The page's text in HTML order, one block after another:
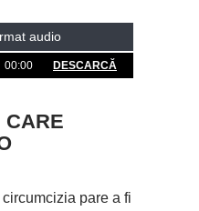
audio
00:00 DESCARCĂ
CARE
pare a fi